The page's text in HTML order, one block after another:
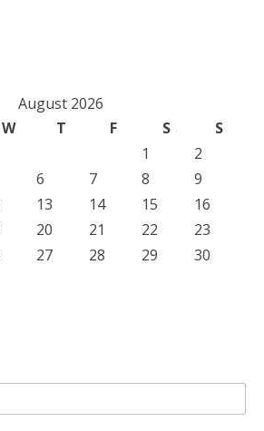
August 2026
W T F S
S
1
2
6 7 8
9
13 14 15
16
20 21 22
23
27 28 29
30